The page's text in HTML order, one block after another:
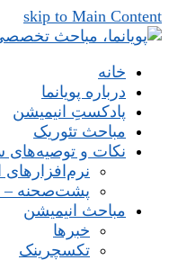
skip to Main Content
خانه
درباره پویانما
پادکستِ انیمیشن
مباحث تئوریک
نکات و توصیه‌های‌
نرم‌افزارهای
پشت‌صحنه –
مباحث انیمیشن
خبرها
تکسچرینک